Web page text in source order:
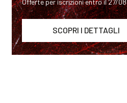
Offerte per iscrizioni entro il 27/08
SCOPRI I DETTAGLI